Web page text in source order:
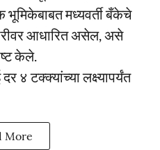
भूमिकेबाबत मध्यवर्ती बँकेचे
आधारित असेल, असे
केले.
४ टक्क्यांच्या लक्ष्यापर्यंत
More